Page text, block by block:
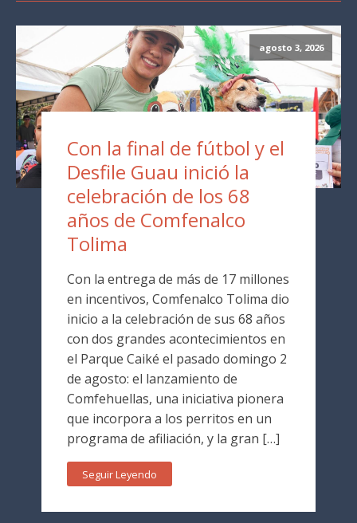
agosto 3, 2026
Con la final de fútbol y el
Desfile Guau inició la
celebración de los 68
años de Comfenalco
Tolima
Con la entrega de más de 17 millones
en incentivos, Comfenalco Tolima dio
inicio a la celebración de sus 68 años
con dos grandes acontecimientos en
el Parque Caiké el pasado domingo 2
de agosto: el lanzamiento de
Comfehuellas, una iniciativa pionera
que incorpora a los perritos en un
programa de afiliación, y la gran […]
Seguir Leyendo